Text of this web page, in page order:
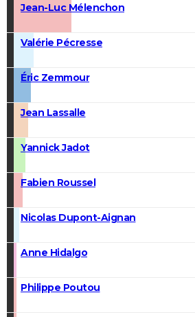
Jean-Luc Mélenchon
Valérie Pécresse
Éric Zemmour
Jean Lassalle
Yannick Jadot
Fabien Roussel
Nicolas Dupont-Aignan
Anne Hidalgo
Philippe Poutou